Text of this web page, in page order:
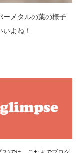
ーメタルの葉の様子
よね！